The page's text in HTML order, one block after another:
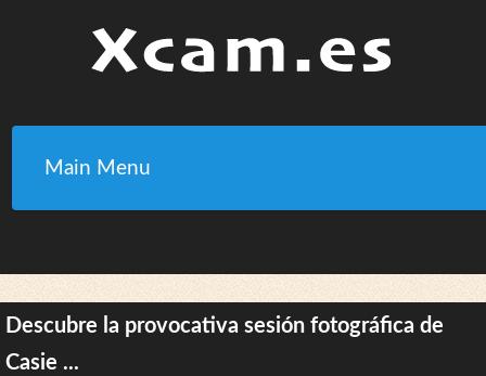
Main Menu
Descubre la provocativa sesión fotográfica de
Casie ...